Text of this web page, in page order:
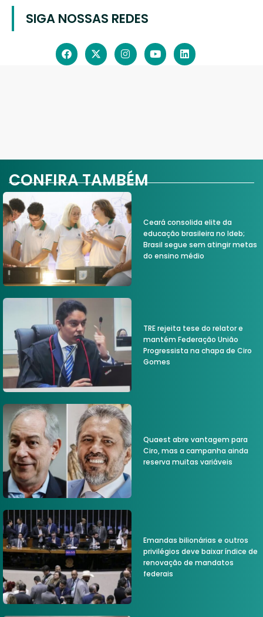
SIGA NOSSAS REDES
CONFIRA TAMBÉM
Ceará consolida elite da
educação brasileira no Ideb;
Brasil segue sem atingir metas
do ensino médio
TRE rejeita tese do relator e
mantém Federação União
Progressista na chapa de Ciro
Gomes
Quaest abre vantagem para
Ciro, mas a campanha ainda
reserva muitas variáveis
Emandas bilionárias e outros
privilégios deve baixar índice de
renovação de mandatos
federais